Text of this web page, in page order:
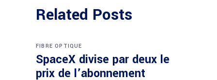
Related Posts
FIBRE OPTIQUE
SpaceX divise par deux le
prix de l’abonnement